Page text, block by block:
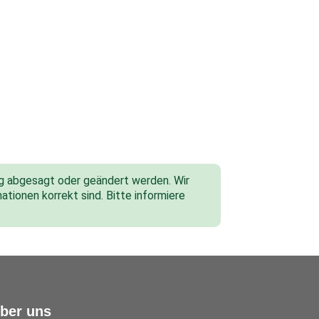
abgesagt oder geändert werden. Wir
korrekt sind. Bitte informiere
uns